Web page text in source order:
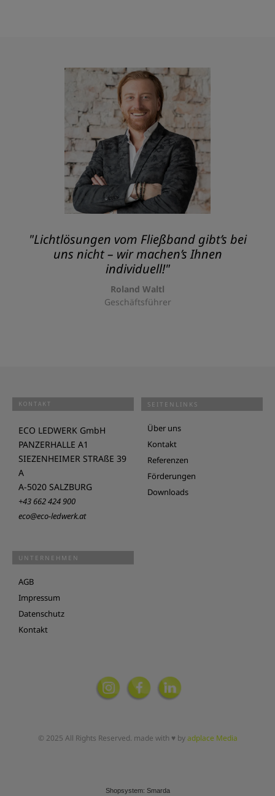
"Lichtlösungen vom Fließband gibt’s bei
uns nicht – wir machen’s Ihnen
individuell!"
Roland Waltl
Geschäftsführer
KONTAKT
ECO LEDWERK GmbH
PANZERHALLE A1
SIEZENHEIMER STRAßE 39
A
A-5020 SALZBURG
+43 662 424 900
eco@eco-ledwerk.at
SEITENLINKS
Über uns
Kontakt
Referenzen
Förderungen
Downloads
UNTERNEHMEN
AGB
Impressum
Datenschutz
Kontakt
© 2025 All Rights Reserved. made with ♥ byadplace Media
Shopsystem: Smarda